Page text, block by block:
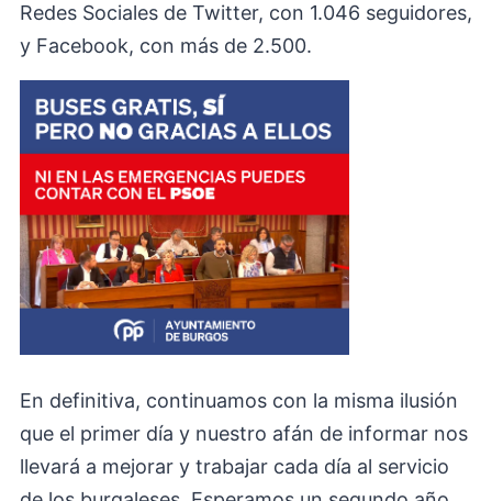
Redes Sociales de Twitter, con 1.046 seguidores,
y Facebook, con más de 2.500.
En definitiva, continuamos con la misma ilusión
que el primer día y nuestro afán de informar nos
llevará a mejorar y trabajar cada día al servicio